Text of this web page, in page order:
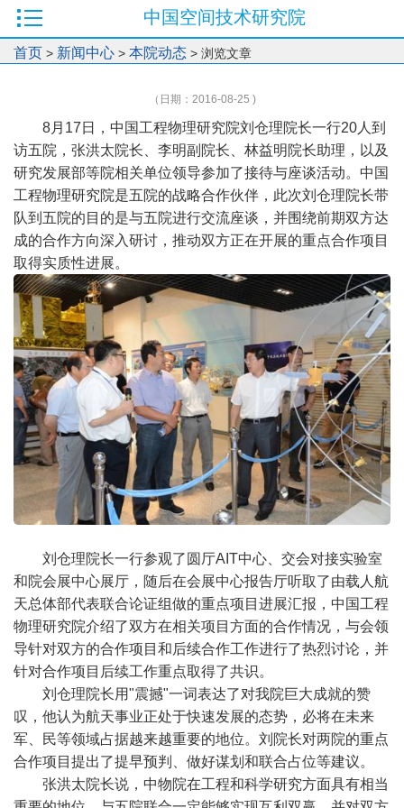
中国空间技术研究院
首页 > 新闻中心 > 本院动态 > 浏览文章
（日期：2016-08-25 )
8月17日，中国工程物理研究院刘仓理院长一行20人到
访五院，张洪太院长、李明副院长、林益明院长助理，以及
研究发展部等院相关单位领导参加了接待与座谈活动。中国
工程物理研究院是五院的战略合作伙伴，此次刘仓理院长带
队到五院的目的是与五院进行交流座谈，并围绕前期双方达
成的合作方向深入研讨，推动双方正在开展的重点合作项目
取得实质性进展。
刘仓理院长一行参观了圆厅AIT中心、交会对接实验室
和院会展中心展厅，随后在会展中心报告厅听取了由载人航
天总体部代表联合论证组做的重点项目进展汇报，中国工程
物理研究院介绍了双方在相关项目方面的合作情况，与会领
导针对双方的合作项目和后续合作工作进行了热烈讨论，并
针对合作项目后续工作重点取得了共识。
刘仓理院长用"震撼"一词表达了对我院巨大成就的赞
叹，他认为航天事业正处于快速发展的态势，必将在未来
军、民等领域占据越来越重要的地位。刘院长对两院的重点
合作项目提出了提早预判、做好谋划和联合占位等建议。
张洪太院长说，中物院在工程和科学研究方面具有相当